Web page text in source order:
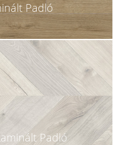
Padló
Padló